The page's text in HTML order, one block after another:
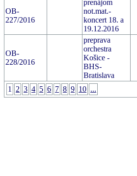
OB-
227/2016
prenájom
not.mat.-
koncert 18. a
19.12.2016
OB-
228/2016
preprava
orchestra
Košice -
BHS-
Bratislava
1 2 3 4 5 6 7 8 9 10 ...